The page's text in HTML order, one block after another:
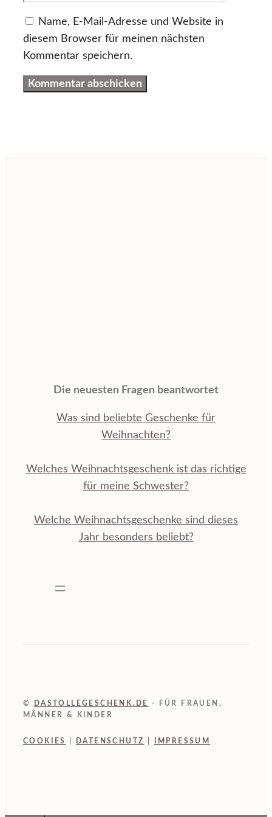
Name, E-Mail-Adresse und Website in
diesem Browser für meinen nächsten
Kommentar speichern.
Die neuesten Fragen beantwortet
Was sind beliebte Geschenke für
Weihnachten?
Welches Weihnachtsgeschenk ist das richtige
für meine Schwester?
Welche Weihnachtsgeschenke sind dieses
Jahr besonders beliebt?
© DASTOLLEGESCHENK.DE
- FÜR FRAUEN,
MÄNNER & KINDER
COOKIES DATENSCHUTZ IMPRESSUM